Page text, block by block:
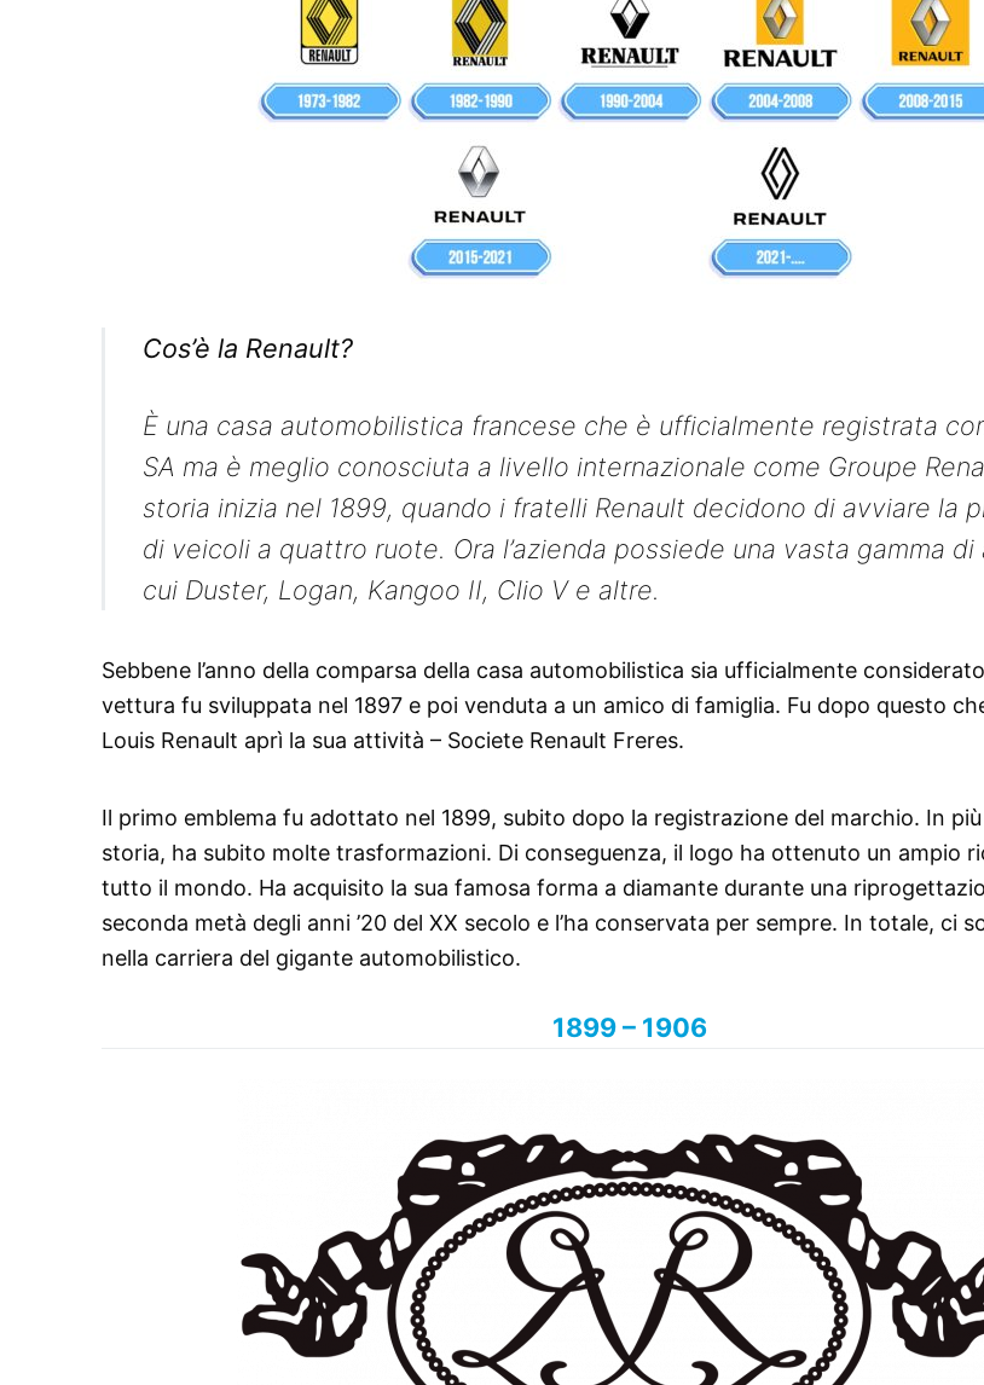
Cos’è la Renault?
È una casa automobilistica francese che è ufficialmente registrata
SA ma è meglio conosciuta a livello internazionale come Groupe
storia inizia nel 1899, quando i fratelli Renault decidono di avviare la
di veicoli a quattro ruote. Ora l’azienda possiede una vasta gamma di
cui Duster, Logan, Kangoo II, Clio V e altre.
Sebbene l’anno della comparsa della casa automobilistica sia ufficialmente
vettura fu sviluppata nel 1897 e poi venduta a un amico di famiglia. Fu dopo questo
Louis Renault aprì la sua attività – Societe Renault Freres.
Il primo emblema fu adottato nel 1899, subito dopo la registrazione del marchio. In
storia, ha subito molte trasformazioni. Di conseguenza, il logo ha ottenuto un ampio
tutto il mondo. Ha acquisito la sua famosa forma a diamante durante una
seconda metà degli anni ’20 del XX secolo e l’ha conservata per sempre. In totale, ci
nella carriera del gigante automobilistico.
1899 – 1906